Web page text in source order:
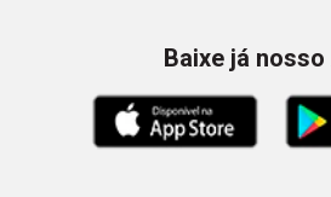
Baixe já nosso